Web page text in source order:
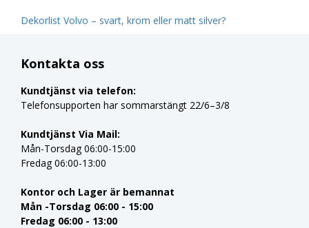
Dekorlist Volvo – svart, krom eller matt silver?
Kontakta oss
Kundtjänst via telefon:
Telefonsupporten har sommarstängt 22/6–3/8
Kundtjänst Via Mail:
Mån-Torsdag 06:00-15:00
Fredag 06:00-13:00
Kontor och Lager är bemannat
Mån -Torsdag 06:00 - 15:00
Fredag 06:00 - 13:00